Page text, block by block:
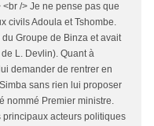
/> Je ne pense pas que
civils Adoula et Tshombe.
Groupe de Binza et avait
L. Devlin). Quant à
demander de rentrer en
sans rien lui proposer
nommé Premier ministre.
acteurs politiques